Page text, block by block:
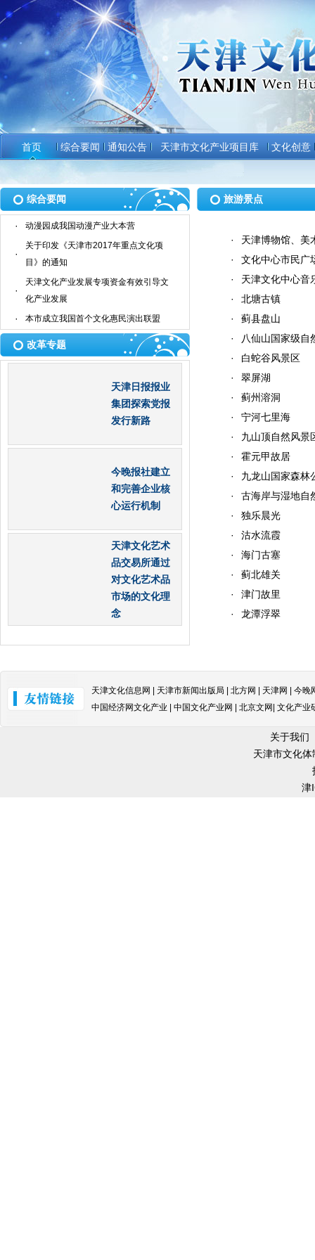
首页 综合要闻 通知公告 天津市文化产业项目库 文化创意
综合要闻
· 动漫园成我国动漫产业大本营
·
关于印发《天津市2017年重点文化项
目》的通知
·
天津文化产业发展专项资金有效引导文
化产业发展
· 本市成立我国首个文化惠民演出联盟
改革专题
天津日报报业
集团探索党报
发行新路
今晚报社建立
和完善企业核
心运行机制
天津文化艺术
品交易所通过
对文化艺术品
市场的文化理
念
旅游景点
·
天津博物馆、美
·
文化中心市民广
·
天津文化中心音
·
北塘古镇
·
蓟县盘山
·
八仙山国家级自
·
白蛇谷风景区
·
翠屏湖
·
蓟州溶洞
·
宁河七里海
·
九山顶自然风景
·
霍元甲故居
·
九龙山国家森林
·
古海岸与湿地自
·
独乐晨光
·
沽水流霞
·
海门古塞
·
蓟北雄关
·
津门故里
·
龙潭浮翠
天津文化信息网 | 天津市新闻出版局 | 北方网 | 天津网 | 今
中国经济网文化产业 | 中国文化产业网 | 北京文网| 文化产
关于我们
天津市文化
津